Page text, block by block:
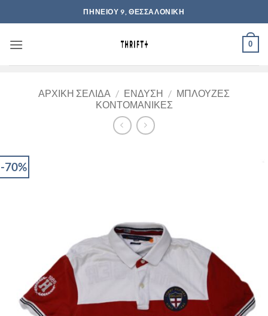
στο
ΠΗΝΕΙΟΥ 9, ΘΕΣΣΑΛΟΝΙΚΗ
0
ΑΡΧΙΚΉ ΣΕΛΊΔΑ / ΈΝΔΥΣΗ / ΜΠΛΟΎΖΕΣ
ΚΟΝΤΟΜΆΝΙΚΕΣ
-70%